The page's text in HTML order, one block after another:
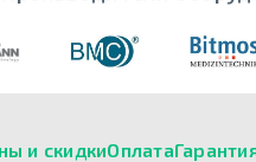
и скидкиОплата